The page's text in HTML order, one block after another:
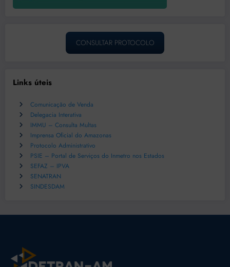
CONSULTAR PROTOCOLO
Links úteis
Comunicação de Venda
Delegacia Interativa
IMMU – Consulta Multas
Imprensa Oficial do Amazonas
Protocolo Administrativo
PSIE – Portal de Serviços do Inmetro nos Estados
SEFAZ – IPVA
SENATRAN
SINDESDAM